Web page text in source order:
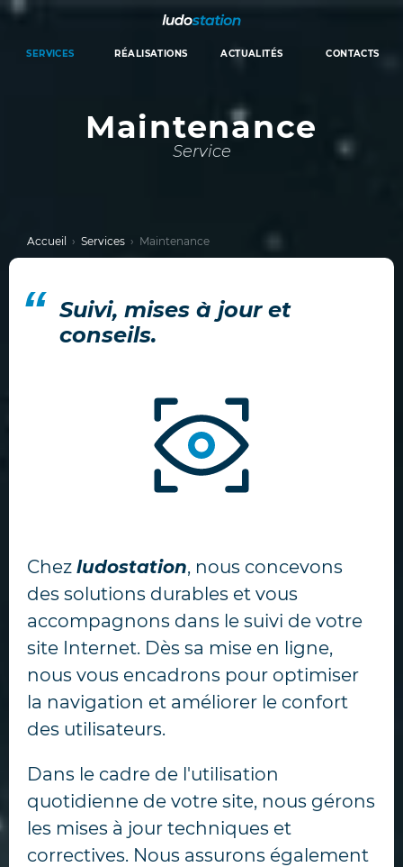
Aller au contenu principal
SERVICES RÉALISATIONS ACTUALITÉS CONTACTS
Maintenance
Service
Accueil Services Maintenance
Suivi, mises à jour et
conseils.
Chez ludostation, nous concevons
des solutions durables et vous
accompagnons dans le suivi de votre
site Internet. Dès sa mise en ligne,
nous vous encadrons pour optimiser
la navigation et améliorer le confort
des utilisateurs.
Dans le cadre de l'utilisation
quotidienne de votre site, nous gérons
les mises à jour techniques et
correctives. Nous assurons également